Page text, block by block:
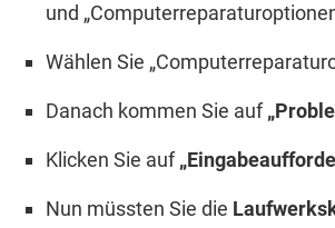
und
Wählen Sie
Danach kommen Sie auf
Klicken Sie auf
Nun müssten Sie die